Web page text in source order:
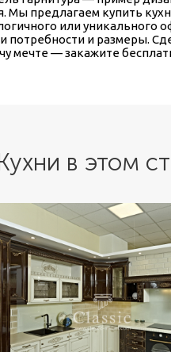
Мы предлагаем купить
или уникального
потребности и размеры.
мечте — закажите
в этом